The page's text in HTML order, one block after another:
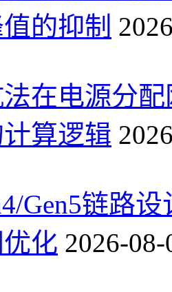
的抑制
法在电源分
算逻辑
Gen5链路
化 2026-